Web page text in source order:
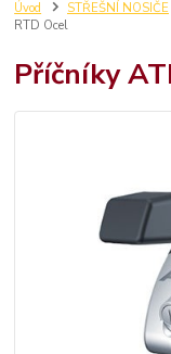
Úvod STŘEŠNÍ NOSIČE
RTD Ocel
Příčníky